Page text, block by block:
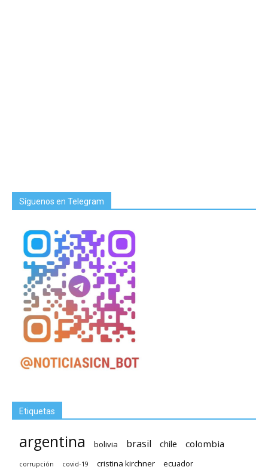
Síguenos en Telegram
Etiquetas
argentina bolivia brasil chile colombia
corrupción covid-19 cristina kirchner ecuador